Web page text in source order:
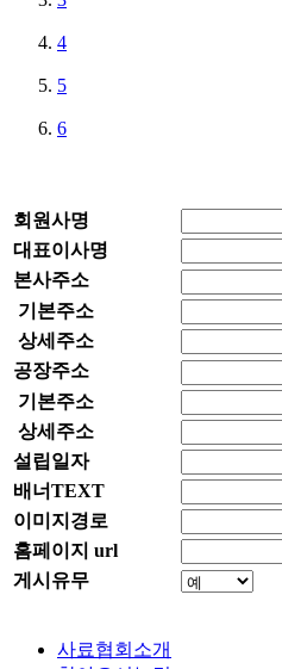
4
5
6
회원사명
대표이사명
본사주소
기본주소
상세주소
공장주소
기본주소
상세주소
설립일자
배너TEXT
이미지경로
홈페이지 url
게시유무
사료협회소개